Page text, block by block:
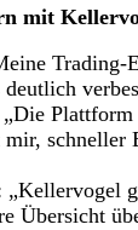
mit
Trading-
schneller
Übersicht